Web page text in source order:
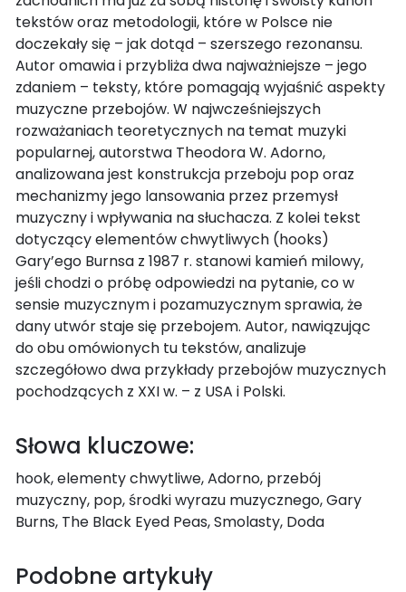
tekstów oraz metodologii, które w Polsce nie
doczekały się – jak dotąd – szerszego rezonansu.
Autor omawia i przybliża dwa najważniejsze – jego
zdaniem – teksty, które pomagają wyjaśnić aspekty
muzyczne przebojów. W najwcześniejszych
rozważaniach teoretycznych na temat muzyki
popularnej, autorstwa Theodora W. Adorno,
analizowana jest konstrukcja przeboju pop oraz
mechanizmy jego lansowania przez przemysł
muzyczny i wpływania na słuchacza. Z kolei tekst
dotyczący elementów chwytliwych (hooks)
Gary’ego Burnsa z 1987 r. stanowi kamień milowy,
jeśli chodzi o próbę odpowiedzi na pytanie, co w
sensie muzycznym i pozamuzycznym sprawia, że
dany utwór staje się przebojem. Autor, nawiązując
do obu omówionych tu tekstów, analizuje
szczegółowo dwa przykłady przebojów muzycznych
pochodzących z XXI w. – z USA i Polski.
Słowa kluczowe:
hook, elementy chwytliwe, Adorno, przebój
muzyczny, pop, środki wyrazu muzycznego, Gary
Burns, The Black Eyed Peas, Smolasty, Doda
Podobne artykuły